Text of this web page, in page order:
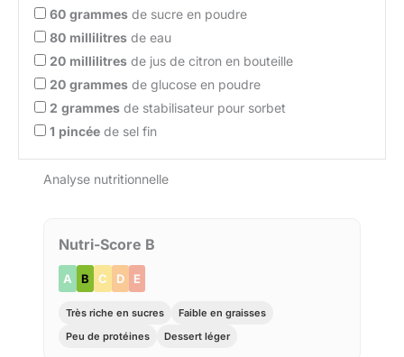
60 grammes de sucre en poudre
80 millilitres de eau
20 millilitres de jus de citron en bouteille
20 grammes de glucose en poudre
2 grammes de stabilisateur pour sorbet
1 pincée de sel fin
Analyse nutritionnelle
Nutri-Score B
A B C D E
Très riche en sucres
Faible en graisses
Peu de protéines
Dessert léger